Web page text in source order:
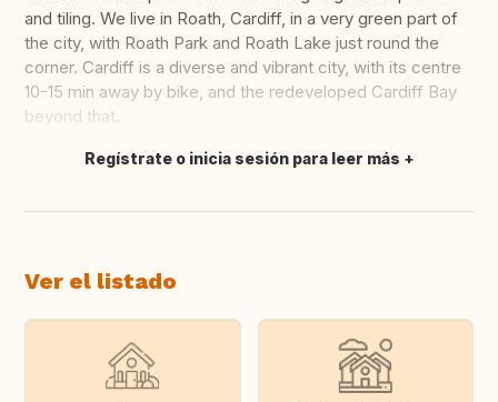
and tiling. We live in Roath, Cardiff, in a very green part of
the city, with Roath Park and Roath Lake just round the
corner. Cardiff is a diverse and vibrant city, with its centre
10-15 min away by bike, and the redeveloped Cardiff Bay
beyond that.
Traducir
Regístrate o inicia sesión para leer más
Ver el listado